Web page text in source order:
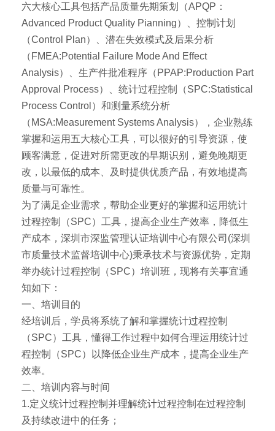
六大核心工具包括产品质量先期策划（APQP：
Advanced Product Quality Pianning）、控制计划
（Control Plan）、潜在失效模式及后果分析
（FMEA:Potential Failure Mode And Effect
Analysis）、生产件批准程序（PPAP:Production Part
Approval Process）、统计过程控制（SPC:Statistical
Process Control）和测量系统分析
（MSA:Measurement Systems Analysis），企业熟练
掌握和运用五大核心工具，可以很好的引导资源，使
顾客满意，促进对所需更改的早期识别，避免晚期更
改，以最低的成本、及时提供优质产品，有效地提高
质量与可靠性。
为了满足企业需求，帮助企业更好的掌握和运用统计
过程控制（SPC）工具，提高企业生产效率，降低生
产成本，深圳市深监管理认证培训中心有限公司(深圳
市质量技术监督培训中心)秉承技术与资源优势，定期
举办统计过程控制（SPC）培训班，现将有关事宜通
知如下：
一、培训目的
经培训后，学员将系统了解和掌握统计过程控制
（SPC）工具，懂得工作过程中如何合理运用统计过
程控制（SPC）以降低企业生产成本，提高企业生产
效率。
二、培训内容与时间
1.定义统计过程控制并理解统计过程控制在过程控制
及持续改进中的任务；